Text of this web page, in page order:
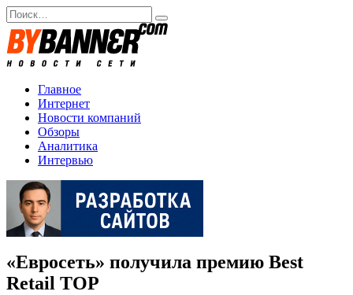
Перейти
к
содержанию
Search
for:
Главное
Интернет
Новости компаний
Обзоры
Аналитика
Интервью
«Евросеть» получила премию Best
Retail TOP